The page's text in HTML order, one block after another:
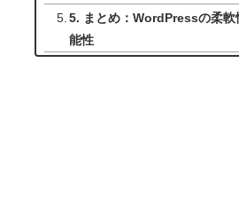
5. まとめ：WordPressの柔
能性